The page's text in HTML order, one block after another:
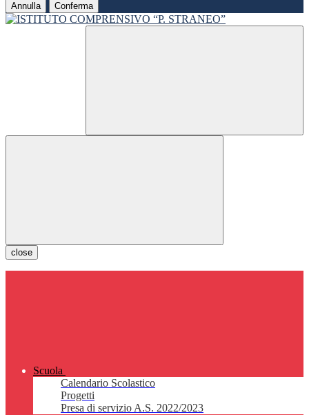
Annulla Conferma
close
Scuola
Calendario Scolastico
Progetti
Presa di servizio A.S. 2022/2023